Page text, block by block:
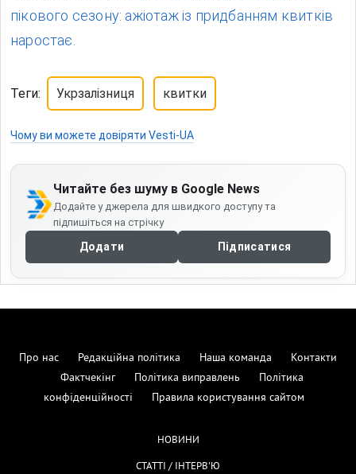
пікового сезону: ажіотаж із придбанням квитків
наростає.
Теги: Укрзалізниця квитки
Чому ви можете довіряти Vesti-UA
Читайте без шуму в Google News
Додайте у джерела для швидкого доступу та
підпишіться на стрічку
Додати Підписатися
Про нас Редакційна політика Наша команда
Контакти
Фактчекінг
Політика виправлень
Політика
конфіденційності
Правила користування сайтом
НОВИНИ
СТАТТІ / ІНТЕРВ'Ю